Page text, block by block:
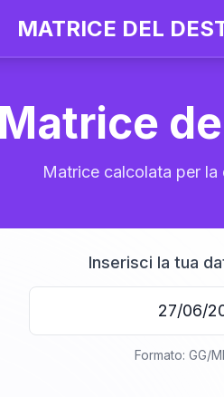
MATRICE DEL
Matrice
Matrice calcolata per la
Inserisci la tua
Formato: GG/
20